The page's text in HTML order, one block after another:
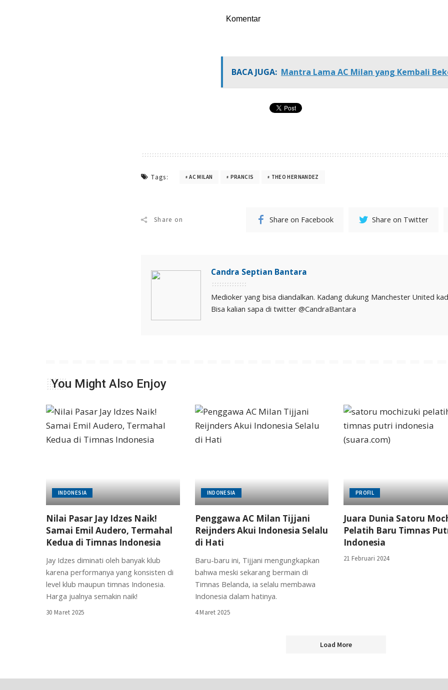
Komentar
BACA JUGA: Mantra Lama AC Milan yang Kembali
Tags: AC MILAN PRANCIS THEO HERNANDEZ
Share on Share on Facebook Share on Twitter
Candra Septian Bantara
Medioker yang bisa diandalkan. Kadang dukung Manchester United
Bisa kalian sapa di twitter @CandraBantara
You Might Also Enjoy
INDONESIA
Nilai Pasar Jay Idzes Naik!
Samai Emil Audero, Termahal
Kedua di Timnas Indonesia
Jay Idzes diminati oleh banyak klub
karena performanya yang konsisten di
level klub maupun timnas Indonesia.
Harga jualnya semakin naik!
30 Maret 2025
INDONESIA
Penggawa AC Milan Tijjani
Reijnders Akui Indonesia Selalu
di Hati
Baru-baru ini, Tijjani mengungkapkan
bahwa meski sekarang bermain di
Timnas Belanda, ia selalu membawa
Indonesia dalam hatinya.
4 Maret 2025
PROFIL
Juara Dunia Satoru
Pelatih Baru Timnas
Indonesia
21 Februari 2024
Load More